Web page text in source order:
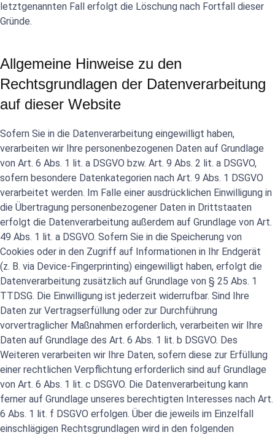
letztgenannten Fall erfolgt die Löschung nach Fortfall dieser
Gründe.
Allgemeine Hinweise zu den
Rechtsgrundlagen der Datenverarbeitung
auf dieser Website
Sofern Sie in die Datenverarbeitung eingewilligt haben,
verarbeiten wir Ihre personenbezogenen Daten auf Grundlage
von Art. 6 Abs. 1 lit. a DSGVO bzw. Art. 9 Abs. 2 lit. a DSGVO,
sofern besondere Datenkategorien nach Art. 9 Abs. 1 DSGVO
verarbeitet werden. Im Falle einer ausdrücklichen Einwilligung in
die Übertragung personenbezogener Daten in Drittstaaten
erfolgt die Datenverarbeitung außerdem auf Grundlage von Art.
49 Abs. 1 lit. a DSGVO. Sofern Sie in die Speicherung von
Cookies oder in den Zugriff auf Informationen in Ihr Endgerät
(z. B. via Device-Fingerprinting) eingewilligt haben, erfolgt die
Datenverarbeitung zusätzlich auf Grundlage von § 25 Abs. 1
TTDSG. Die Einwilligung ist jederzeit widerrufbar. Sind Ihre
Daten zur Vertragserfüllung oder zur Durchführung
vorvertraglicher Maßnahmen erforderlich, verarbeiten wir Ihre
Daten auf Grundlage des Art. 6 Abs. 1 lit. b DSGVO. Des
Weiteren verarbeiten wir Ihre Daten, sofern diese zur Erfüllung
einer rechtlichen Verpflichtung erforderlich sind auf Grundlage
von Art. 6 Abs. 1 lit. c DSGVO. Die Datenverarbeitung kann
ferner auf Grundlage unseres berechtigten Interesses nach Art.
6 Abs. 1 lit. f DSGVO erfolgen. Über die jeweils im Einzelfall
einschlägigen Rechtsgrundlagen wird in den folgenden